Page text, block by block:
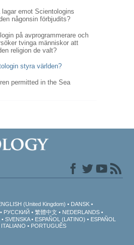
lagar emot Scientologins
någonsin förbjudits?
på avprogrammerare och
tvinga människor att
religion de valt?
styra världen?
permitted in the Sea
(United Kingdom)
DANSK
РУССКИЙ 繁體中文
NEDERLANDS
SVENSKA ESPAÑOL (LATINO)
ESPAÑOL
ITALIANO PORTUGUÊS